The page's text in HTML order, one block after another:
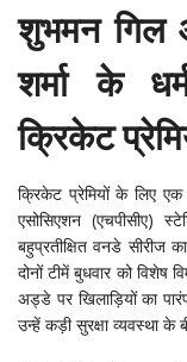
शुभमन गिल
शर्मा के
क्रिकेट
क्रिकेट प्रेमियों के लिए
एसोसिएशन (एचपीसीए)
बहुप्रतीक्षित वनडे सीरीज
दोनों टीमें बुधवार को विशेष
अड्डे पर खिलाड़ियों का
उन्हें कड़ी सुरक्षा व्यवस्था के